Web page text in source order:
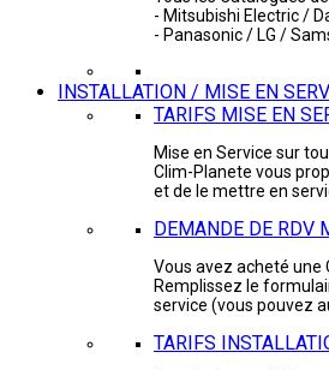
- Mitsubishi Electric /
- Panasonic / LG /
INSTALLATION / MISE EN
TARIFS MISE EN
Mise en Service sur
Clim-Planete vous
et de le mettre en
DEMANDE DE RDV
Vous avez acheté
Remplissez le
service (vous pouvez
TARIFS